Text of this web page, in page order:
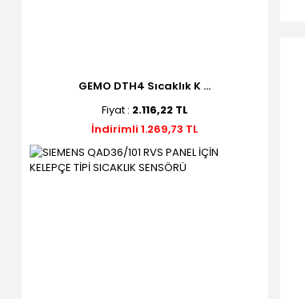
GEMO DTH4 Sıcaklık K ...
Fiyat : 2.116,22 TL
İndirimli 1.269,73 TL